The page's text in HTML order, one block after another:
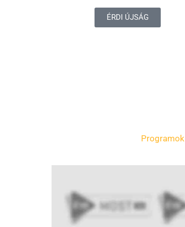
ÉRDI ÚJSÁG
Programok